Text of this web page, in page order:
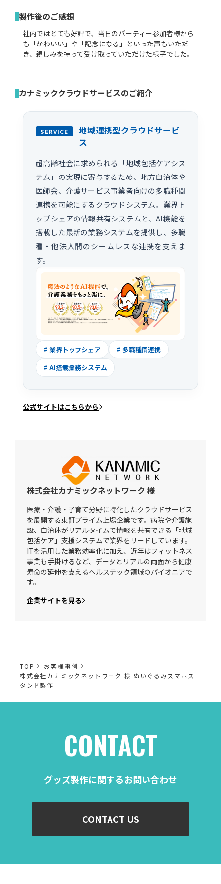
製作後のご感想
社内ではとても好評で、当日のパーティー参加者様から
も「かわいい」や「記念になる」といった声もいただ
き、親しみを持って受け取っていただけた様子でした。
カナミッククラウドサービスのご紹介
SERVICE
地域連携型クラウドサービ
ス
超高齢社会に求められる「地域包括ケアシス
テム」の実現に寄与するため、地方自治体や
医師会、介護サービス事業者向けの多職種間
連携を可能にするクラウドシステム。業界ト
ップシェアの情報共有システムと、AI機能を
搭載した最新の業務システムを提供し、多職
種・他法人間のシームレスな連携を支えま
す。
# 業界トップシェア
# 多職種間連携
# AI搭載業務システム
公式サイトはこちらから
株式会社カナミックネットワーク 様
医療・介護・子育て分野に特化したクラウドサービス
を展開する東証プライム上場企業です。病院や介護施
設、自治体がリアルタイムで情報を共有できる「地域
包括ケア」支援システムで業界をリードしています。
ITを活用した業務効率化に加え、近年はフィットネス
事業も手掛けるなど、データとリアルの両面から健康
寿命の延伸を支えるヘルステック領域のパイオニアで
す。
企業サイトを見る
TOP
お客様事例
株式会社カナミックネットワーク 様 ぬいぐるみスマホス
タンド製作
CONTACT
グッズ製作に関するお問い合わせ
CONTACT US